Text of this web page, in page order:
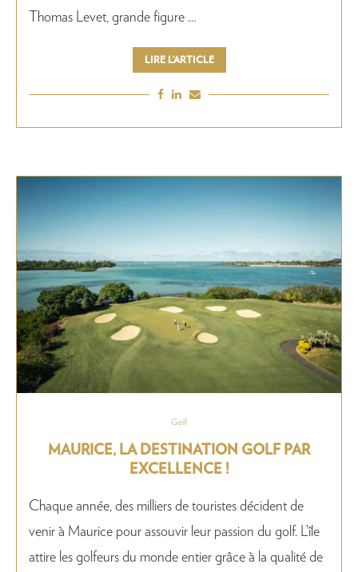
Thomas Levet, grande figure …
LIRE L’ARTICLE
Golf
MAURICE, LA DESTINATION GOLF PAR
EXCELLENCE !
Chaque année, des milliers de touristes décident de
venir à Maurice pour assouvir leur passion du golf. L’île
attire les golfeurs du monde entier grâce à la qualité de